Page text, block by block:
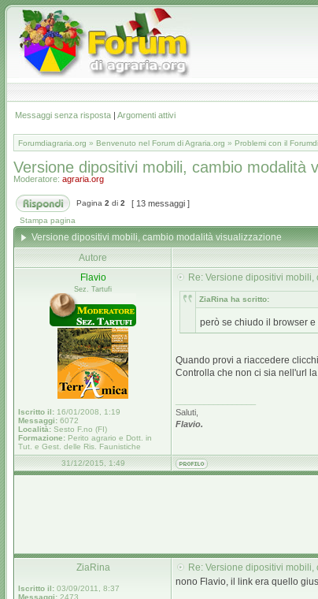
Messaggi senza risposta | Argomenti attivi
Forumdiagraria.org » Benvenuto nel Forum di Agraria.org » Problemi con il
Versione dipositivi mobili, cambio modalità
Moderatore: agraria.org
Pagina 2 di 2 [ 13 messaggi ]
Stampa pagina
Versione dipositivi mobili, cambio modalità visualizzazione
Autore
Flavio
Sez. Tartufi
Iscritto il: 16/01/2008, 1:19
Messaggi: 6072
Località: Sesto F.no (FI)
Formazione: Perito agrario e Dott. in
Tut. e Gest. delle Ris. Faunistiche
Re: Versione dipositivi
ZiaRina ha scritto:
però se chiudo il browser
Quando provi a riaccedere
Controlla che non ci sia nell'url
Saluti,
Flavio.
31/12/2015, 1:49
ZiaRina
Iscritto il: 03/09/2011, 8:37
Messaggi: 2473
Re: Versione dipositivi
nono Flavio, il link era quello